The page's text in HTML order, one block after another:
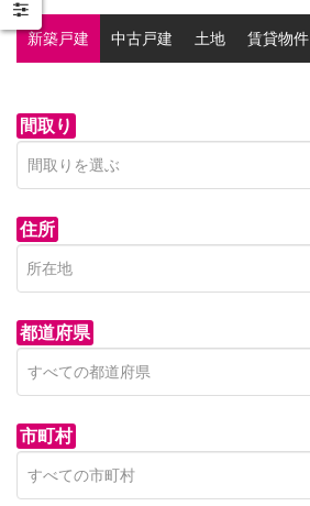
新築戸建 中古戸建 土地 賃貸物件
間取り
住所
都道府県
市町村